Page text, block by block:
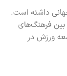
داشته است.
بین فرهنگ‌های
ورزش در